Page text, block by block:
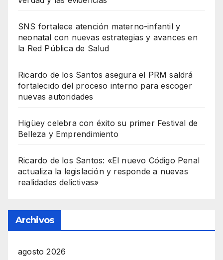
SNS fortalece atención materno-infantil y
neonatal con nuevas estrategias y avances en
la Red Pública de Salud
Ricardo de los Santos asegura el PRM saldrá
fortalecido del proceso interno para escoger
nuevas autoridades
Higüey celebra con éxito su primer Festival de
Belleza y Emprendimiento
Ricardo de los Santos: «El nuevo Código Penal
actualiza la legislación y responde a nuevas
realidades delictivas»
Archivos
agosto 2026